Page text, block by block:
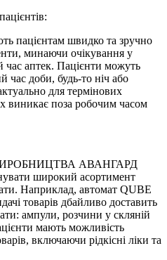
пацієнтам швидко та зручно
минаючи очікування у
аптек. Пацієнти можуть
час доби, будь-то ніч або
для термінових
виникає поза робочим часом
АВАНГАРД
широкий асортимент
Наприклад, автомат QUBE
товарів дбайливо доставить
ампули, розчини у скляній
мають можливість
включаючи рідкісні ліки та